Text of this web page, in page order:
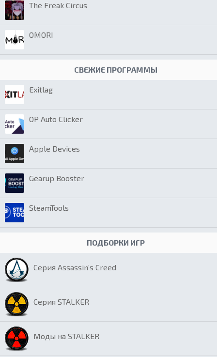
The Freak Circus
OMORI
СВЕЖИЕ ПРОГРАММЫ
Exitlag
OP Auto Clicker
Apple Devices
Gearup Booster
SteamTools
ПОДБОРКИ ИГР
Серия Assassin’s Creed
Серия STALKER
Моды на STALKER